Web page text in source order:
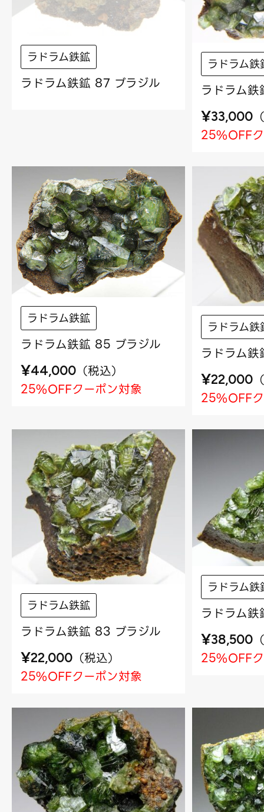
ラドラム鉄鉱
ラドラム鉄鉱 87 ブラジル
ラドラム鉄
ラドラム
¥33,000 （
25%OFF
ラドラム鉄鉱
ラドラム鉄鉱 85 ブラジル
¥44,000 （税込）
25%OFFクーポン対象
ラドラム鉄
ラドラム
¥22,000 （
25%OFF
ラドラム鉄鉱
ラドラム鉄鉱 83 ブラジル
¥22,000 （税込）
25%OFFクーポン対象
ラドラム鉄
ラドラム
¥38,500 （
25%OFF